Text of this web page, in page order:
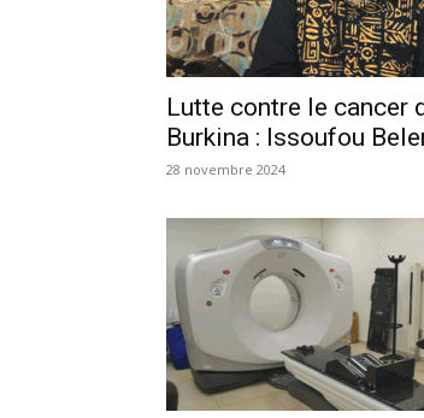
Lutte contre le cancer
Burkina : Issoufou
28 novembre 2024